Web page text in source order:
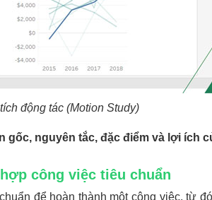
động tác (Motion Study)
gốc, nguyên tắc, đặc điểm và lợi ích
công việc tiêu chuẩn
để hoàn thành một công việc, từ